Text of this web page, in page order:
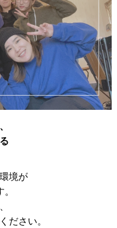
境が
ださい。